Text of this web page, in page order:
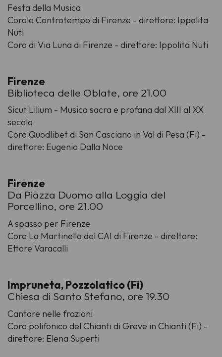
Festa della Musica
Corale Controtempo di Firenze - direttore: Ippolita
Nuti
Coro di Via Luna di Firenze - direttore: Ippolita Nuti
Firenze
Biblioteca delle Oblate, ore 21.00
Sicut Lilium - Musica sacra e profana dal XIII al XX
secolo
Coro Quodlibet di San Casciano in Val di Pesa (Fi) -
direttore: Eugenio Dalla Noce
Firenze
Da Piazza Duomo alla Loggia del
Porcellino, ore 21.00
A spasso per Firenze
Coro La Martinella del CAI di Firenze - direttore:
Ettore Varacalli
Impruneta, Pozzolatico (Fi)
Chiesa di Santo Stefano, ore 19.30
Cantare nelle frazioni
Coro polifonico del Chianti di Greve in Chianti (Fi) -
direttore: Elena Superti